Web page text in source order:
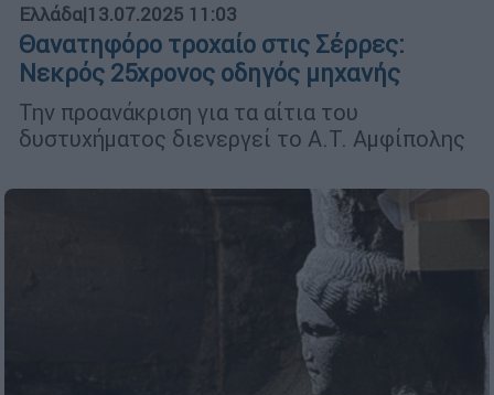
Ελλάδα|13.07.2025 11:03
Θανατηφόρο τροχαίο στις Σέρρες:
Νεκρός 25χρονος οδηγός μηχανής
Την προανάκριση για τα αίτια του
δυστυχήματος διενεργεί το Α.Τ. Αμφίπολης